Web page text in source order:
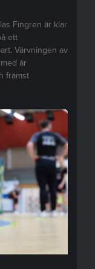
Fingren är klar
ett
Värvningen av
är
främst